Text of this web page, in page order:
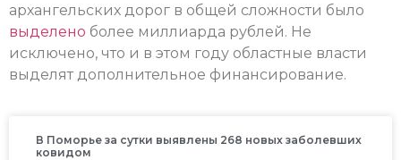
архангельских дорог в общей сложности было
выделено более миллиарда рублей. Не
исключено, что и в этом году областные власти
выделят дополнительное финансирование.
В Поморье за сутки выявлены 268 новых заболевших
ковидом